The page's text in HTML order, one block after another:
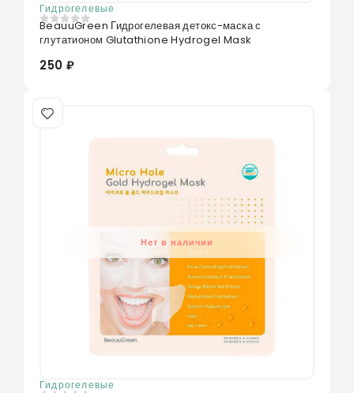
Гидрогелевые
0из 5
BeauuGreen Гидрогелевая детокс-маска с
глутатионом Glutathione Hydrogel Mask
250 ₽
Нет в наличии
Гидрогелевые